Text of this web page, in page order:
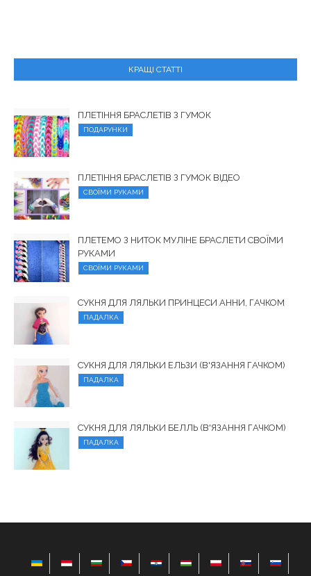
КРАЩІ СТАТТІ
ПЛЕТІННЯ БРАСЛЕТІВ З ГУМОК
ПОДАРУНКИ
ПЛЕТІННЯ БРАСЛЕТІВ З ГУМОК ВІДЕО
СВОЇМИ РУКАМИ
ПЛЕТЕМО З НИТОК МУЛІНЕ БРАСЛЕТИ СВОЇМИ
РУКАМИ
СВОЇМИ РУКАМИ
СУКНЯ ДЛЯ ЛЯЛЬКИ ПРИНЦЕСИ АННИ, ГАЧКОМ
ПАДАЛКА
СУКНЯ ДЛЯ ЛЯЛЬКИ ЕЛЬЗИ (В'ЯЗАННЯ ГАЧКОМ)
ПАДАЛКА
СУКНЯ ДЛЯ ЛЯЛЬКИ БЕЛЛЬ (В'ЯЗАННЯ ГАЧКОМ)
ПАДАЛКА